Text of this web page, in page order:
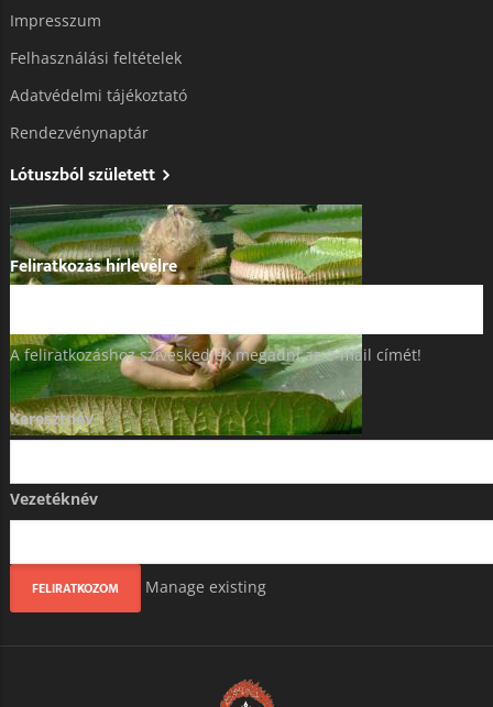
Impresszum
Felhasználási feltételek
Adatvédelmi tájékoztató​
Rendezvénynaptár
Lótuszból született
Feliratkozás hírlevélre
A feliratkozáshoz szíveskedjék megadni az e-mail címét!
Keresztnév
Vezetéknév
Manage existing